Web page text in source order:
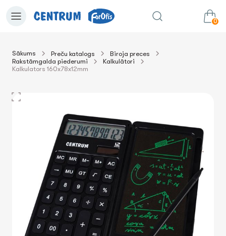
0
uz grozu
Sākums Preču katalogs
Biroja preces
Rakstāmgalda piederumi
Kalkulātori
Kalkulators 160x78x12mm